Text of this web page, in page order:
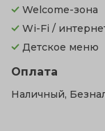
Welcome-зона
Wi-Fi /
Детское меню
Оплата
Наличный,